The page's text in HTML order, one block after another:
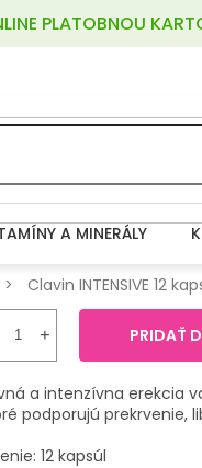
PLATOBNOU
A MINERÁLY
Clavin INTENSIVE 12
PRIDAŤ
a intenzívna erekcia
podporujú prekrvenie,
12 kapsúl